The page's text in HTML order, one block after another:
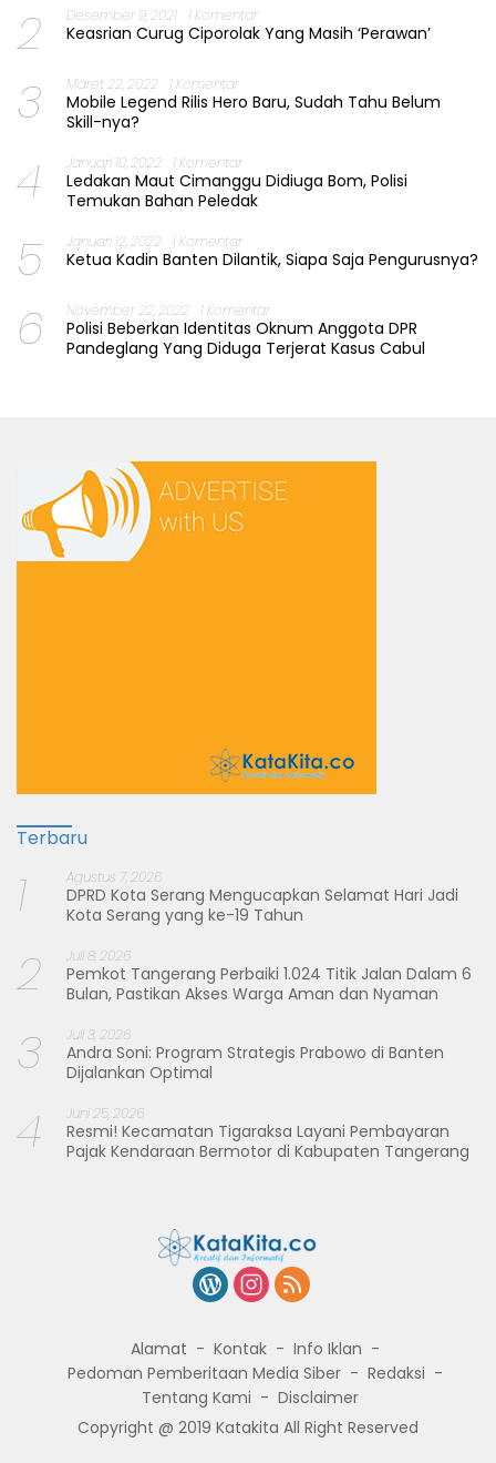
2 Desember 9, 2021 1 Komentar
Keasrian Curug Ciporolak Yang Masih ‘Perawan’
3 Maret 22, 2022 1 Komentar
Mobile Legend Rilis Hero Baru, Sudah Tahu Belum
Skill-nya?
4 Januari 10, 2022 1 Komentar
Ledakan Maut Cimanggu Didiuga Bom, Polisi
Temukan Bahan Peledak
5 Januari 12, 2022 1 Komentar
Ketua Kadin Banten Dilantik, Siapa Saja Pengurusnya?
6 November 22, 2022 1 Komentar
Polisi Beberkan Identitas Oknum Anggota DPR
Pandeglang Yang Diduga Terjerat Kasus Cabul
Terbaru
1 Agustus 7, 2026
DPRD Kota Serang Mengucapkan Selamat Hari Jadi
Kota Serang yang ke-19 Tahun
2 Juli 8, 2026
Pemkot Tangerang Perbaiki 1.024 Titik Jalan Dalam 6
Bulan, Pastikan Akses Warga Aman dan Nyaman
3 Juli 3, 2026
Andra Soni: Program Strategis Prabowo di Banten
Dijalankan Optimal
4 Juni 25, 2026
Resmi! Kecamatan Tigaraksa Layani Pembayaran
Pajak Kendaraan Bermotor di Kabupaten Tangerang
Alamat Kontak
Info Iklan
Pedoman Pemberitaan Media Siber
Redaksi
Tentang Kami
Disclaimer
Copyright @ 2019 Katakita All Right Reserved